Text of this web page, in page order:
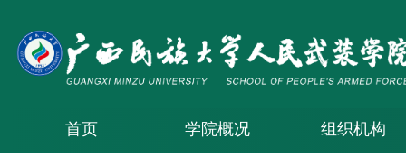
首页 学院概况 组织机构